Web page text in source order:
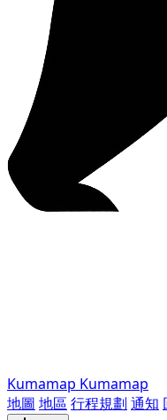
Kumamap Kumamap
地圖 地區 行程規劃 通知